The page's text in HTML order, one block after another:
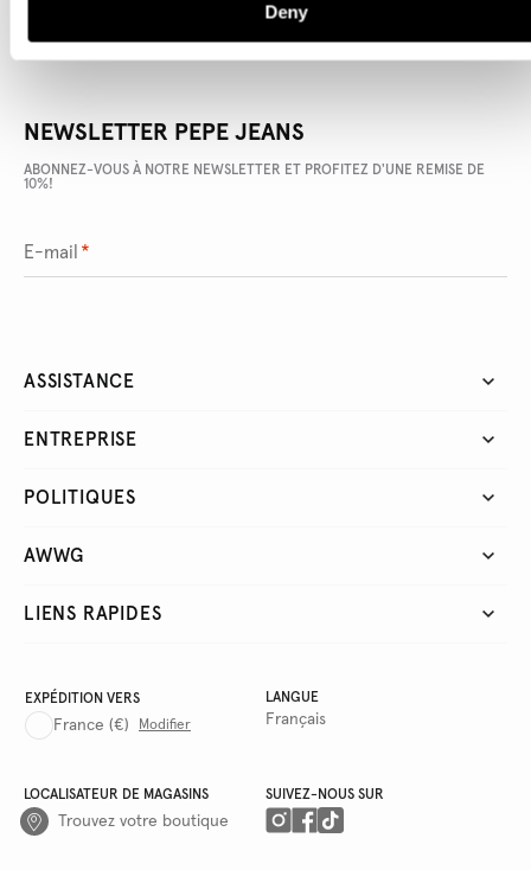
Deny
NEWSLETTER PEPE JEANS
ABONNEZ-VOUS À NOTRE NEWSLETTER ET PROFITEZ D'UNE REMISE DE
10%!
E-mail *
ASSISTANCE
ENTREPRISE
POLITIQUES
AWWG
LIENS RAPIDES
EXPÉDITION VERS
France (€) Modifier
LANGUE
Français
LOCALISATEUR DE MAGASINS
Trouvez votre boutique
SUIVEZ-NOUS SUR